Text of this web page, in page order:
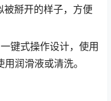
被掰开的样子，方便
键式操作设计，使用
润滑液或清洗。